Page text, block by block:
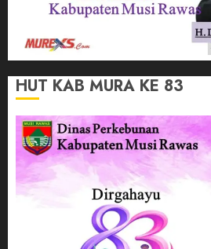
HUT KAB MURA KE 83